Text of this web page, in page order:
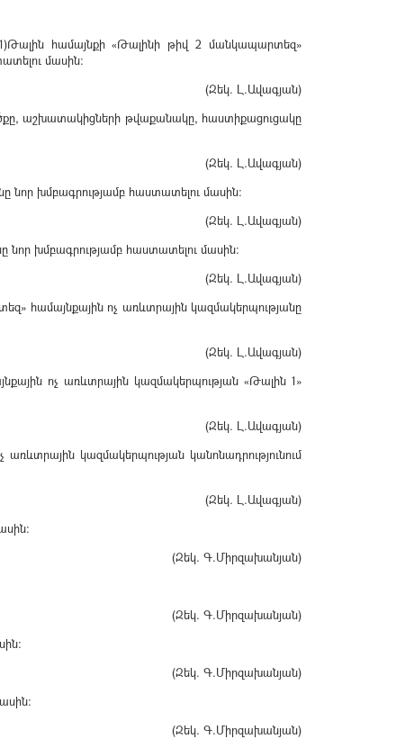
համայնքի «Թալինի թիվ 2 մանկապարտեզ»
մասին:
(Զեկ. Լ.Ավագյան)
աշխատակիցների թվաքանակը, հաստիքացուցակը
(Զեկ. Լ.Ավագյան)
նոր խմբագրությամբ հաստատելու մասին:
(Զեկ. Լ.Ավագյան)
նոր խմբագրությամբ հաստատելու մասին։
(Զեկ. Լ.Ավագյան)
համայնքային ոչ առևտրային կազմակերպությանը
(Զեկ. Լ.Ավագյան)
ոչ առևտրային կազմակերպության «Թալին 1»
(Զեկ. Լ.Ավագյան)
կազմակերպության կանոնադրությունում
(Զեկ. Լ.Ավագյան)
(Զեկ. Գ.Միրզախանյան)
(Զեկ. Գ.Միրզախանյան)
(Զեկ. Գ.Միրզախանյան)
(Զեկ. Գ.Միրզախանյան)